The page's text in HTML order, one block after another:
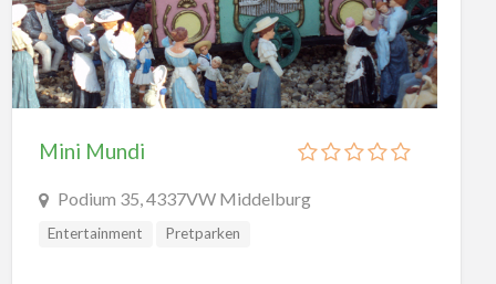
Mini Mundi
Podium 35, 4337VW Middelburg
Entertainment Pretparken